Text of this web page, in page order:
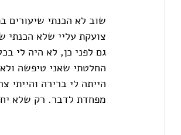
שוב לא הכנתי שיעורים
צועקת עליי שלא הכנתי
גם לפני כן, לא היה לי
החלטתי שאני טיפשה
הייתה לי ברירה והייתי
מפחדת לדבר. רק שלא